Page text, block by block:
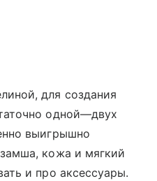
для создания
одной—двух
выигрышно
кожа и мягкий
и про аксессуары.